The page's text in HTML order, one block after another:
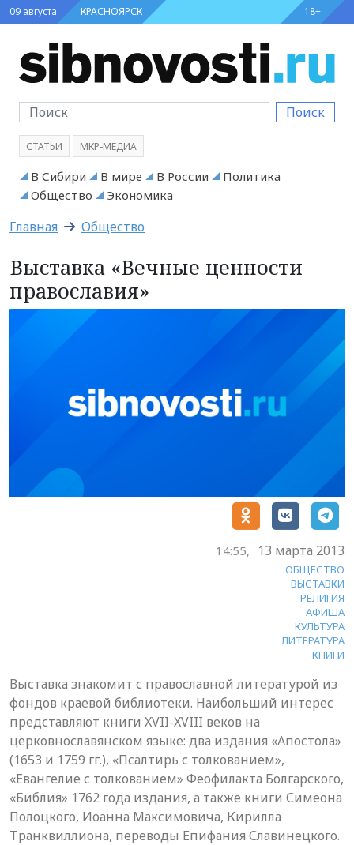
09 августа КРАСНОЯРСК 18+
Поиск
СТАТЬИ МКР-МЕДИА
В Сибири В мире В России
Политика
Общество
Экономика
Главная Общество
Выставка «Вечные ценности
православия»
14:55, 13 марта 2013
ОБЩЕСТВО
ВЫСТАВКИ
РЕЛИГИЯ
АФИША
КУЛЬТУРА
ЛИТЕРАТУРА
КНИГИ
Выставка знакомит с православной литературой из
фондов краевой библиотеки. Наибольший интерес
представляют книги XVII-XVIII веков на
церковнославянском языке: два издания «Апостола»
(1653 и 1759 гг.), «Псалтирь с толкованием»,
«Евангелие с толкованием» Феофилакта Болгарского,
«Библия» 1762 года издания, а также книги Симеона
Полоцкого, Иоанна Максимовича, Кирилла
Транквиллиона, переводы Епифания Славинецкого.